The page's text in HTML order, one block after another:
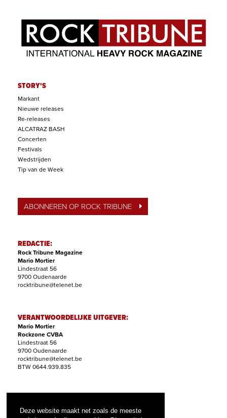
Deze website maakt net zoals de meeste
STORY'S
Markant
Nieuwe releases
Re-releases
ALCATRAZ BASH
Concerten
Festivals
Wedstrijden
Tip van de Week
ABONNEREN OP ROCK TRIBUNE
REDACTIE:
Rock Tribune Magazine
Mario Mortier
Lindestraat 56
9700 Oudenaarde
rocktribune@telenet.be
VERANTWOORDELIJKE UITGEVER:
Mario Mortier
Rockzone CVBA
Lindestraat 56
9700 Oudenaarde
rocktribune@telenet.be
BTW 0644.939.835
Filip Nollet